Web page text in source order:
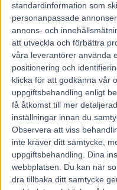
standardinformation som
personanpassade
annons- och
att utveckla och förbättra
våra leverantörer använda
positionering och
klicka för att godkänna vår
uppgiftsbehandling enligt
få åtkomst till mer
inställningar innan du
Observera att viss
inte kräver ditt samtycke,
uppgiftsbehandling. Dina
webbplatsen. Du kan när
dra tillbaka ditt samtycke